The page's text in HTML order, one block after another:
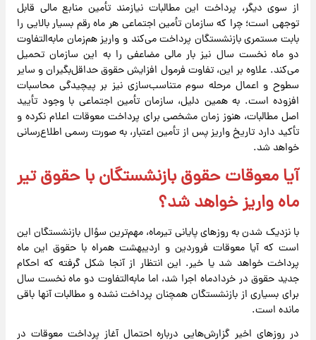
از سوی دیگر، پرداخت این مطالبات نیازمند تأمین منابع مالی قابل
توجهی است؛ چرا که سازمان تأمین اجتماعی هر ماه رقم بسیار بالایی را
بابت مستمری بازنشستگان پرداخت می‌کند و واریز هم‌زمان مابه‌التفاوت
دو ماه نخست سال نیز بار مالی مضاعفی را به این سازمان تحمیل
می‌کند. علاوه بر این، تفاوت فرمول افزایش حقوق حداقل‌بگیران و سایر
سطوح و اعمال مرحله سوم متناسب‌سازی نیز بر پیچیدگی محاسبات
افزوده است. به همین دلیل، سازمان تأمین اجتماعی با وجود تأیید
اصل مطالبات، هنوز زمان مشخصی برای پرداخت معوقات اعلام نکرده و
تأکید دارد تاریخ واریز پس از تأمین اعتبار، به صورت رسمی اطلاع‌رسانی
خواهد شد.
آیا معوقات حقوق بازنشستگان با حقوق تیر
ماه واریز خواهد شد؟
با نزدیک شدن به روزهای پایانی تیرماه، مهم‌ترین سؤال بازنشستگان این
است که آیا معوقات فروردین و اردیبهشت همراه با حقوق این ماه
پرداخت خواهد شد یا خیر. این انتظار از آنجا شکل گرفته که احکام
جدید حقوق در خردادماه اجرا شد، اما مابه‌التفاوت دو ماه نخست سال
برای بسیاری از بازنشستگان همچنان پرداخت نشده و مطالبات آنها باقی
مانده است.
در روزهای اخیر گزارش‌هایی درباره احتمال آغاز پرداخت معوقات در